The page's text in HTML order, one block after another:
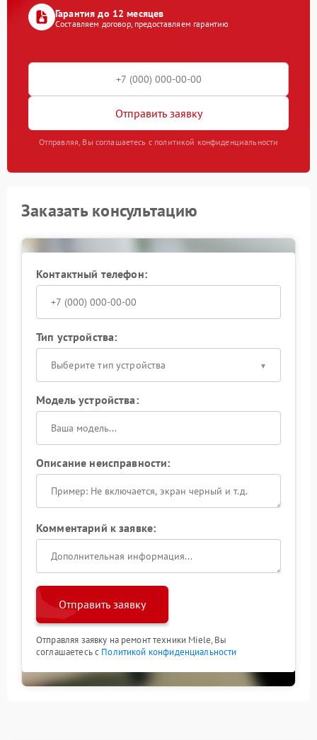
Гарантия до 12 месяцев
Составляем договор, предоставляем гарантию
Отправить заявку
Отправляя, Вы соглашаетесь с политикой конфиденциальности
Заказать консультацию
Контактный телефон:
Тип устройства:
Выберите тип устройства
Модель устройства:
Описание неисправности:
Комментарий к заявке:
Отправить заявку
Отправляя заявку на ремонт техники Miele, Вы
соглашаетесь с Политикой конфиденциальности